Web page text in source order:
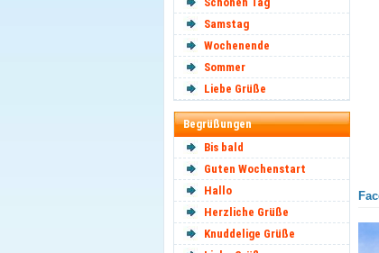
Samstag
Wochenende
Sommer
Liebe Grüße
Begrüßungen
Bis bald
Guten Wochenstart
Hallo
Herzliche Grüße
Knuddelige Grüße